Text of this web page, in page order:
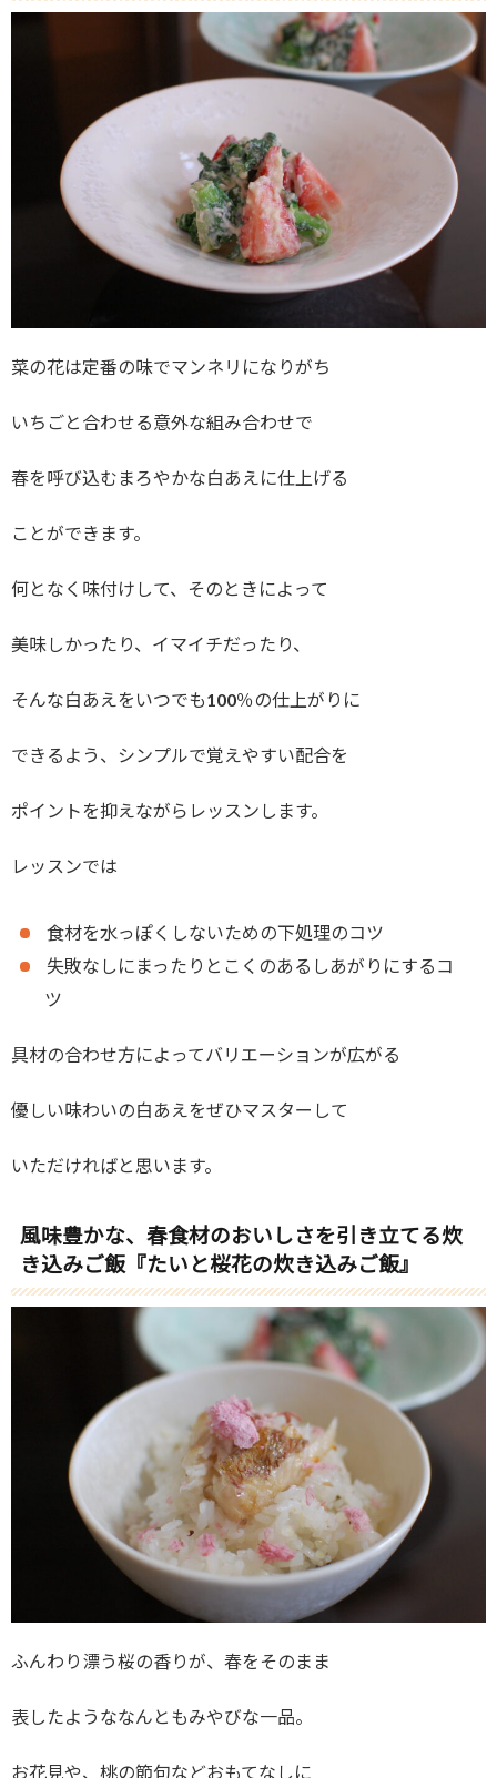
菜の花は定番の味でマンネリになりがち
いちごと合わせる意外な組み合わせで
春を呼び込むまろやかな白あえに仕上げる
ことができます。
何となく味付けして、そのときによって
美味しかったり、イマイチだったり、
そんな白あえをいつでも100％の仕上がりに
できるよう、シンプルで覚えやすい配合を
ポイントを抑えながらレッスンします。
レッスンでは
食材を水っぽくしないための下処理のコツ
失敗なしにまったりとこくのあるしあがりにするコ
ツ
具材の合わせ方によってバリエーションが広がる
優しい味わいの白あえをぜひマスターして
いただければと思います。
風味豊かな、春食材のおいしさを引き立てる炊
き込みご飯『たいと桜花の炊き込みご飯』
ふんわり漂う桜の香りが、春をそのまま
表したようななんともみやびな一品。
お花見や、桃の節句などおもてなしに